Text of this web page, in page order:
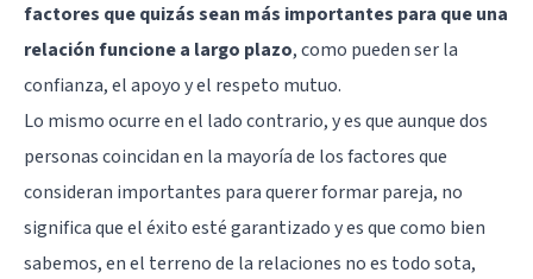
factores que quizás sean más importantes para que una
relación funcione a largo plazo, como pueden ser la
confianza, el apoyo y el respeto mutuo.
Lo mismo ocurre en el lado contrario, y es que aunque dos
personas coincidan en la mayoría de los factores que
consideran importantes para querer formar pareja, no
significa que el éxito esté garantizado y es que como bien
sabemos, en el terreno de la relaciones no es todo sota,